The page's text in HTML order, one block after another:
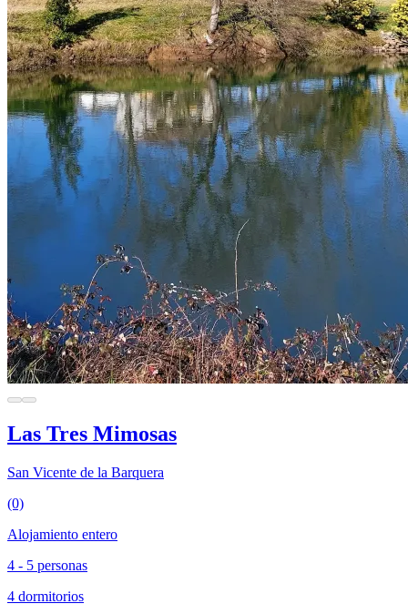
Las Tres Mimosas
San Vicente de la Barquera
(0)
Alojamiento entero
4 - 5 personas
4 dormitorios